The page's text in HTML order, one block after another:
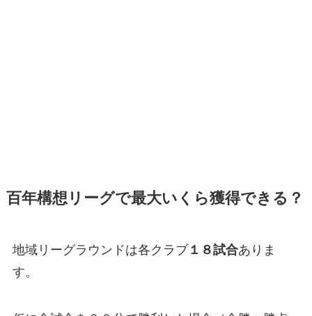
百年構想リーグで最大いくら獲得できる？
地域リーグラウンドは各クラブ１８試合ありま
す。